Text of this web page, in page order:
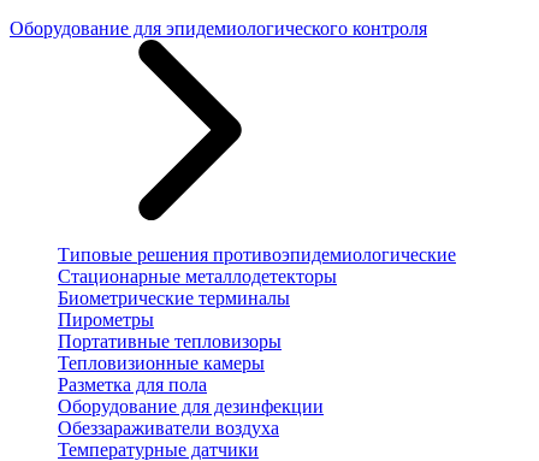
Оборудование для эпидемиологического контроля
Типовые решения противоэпидемиологические
Стационарные металлодетекторы
Биометрические терминалы
Пирометры
Портативные тепловизоры
Тепловизионные камеры
Разметка для пола
Оборудование для дезинфекции
Обеззараживатели воздуха
Температурные датчики